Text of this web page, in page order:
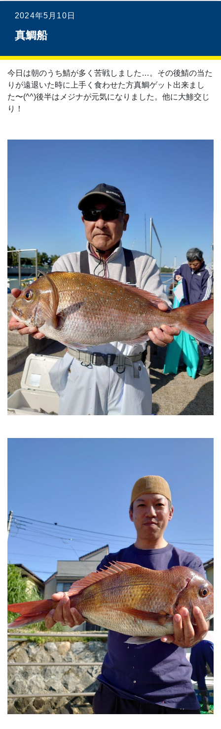
2024年5月10日
真鯛船
今日は朝のうち鯖が多く苦戦しました…。その後鯖の当た
りが遠退いた時に上手く食わせた方真鯛ゲット出来まし
た〜(⁠^⁠^⁠)後半はメジナが元気になりました。他に大鯵交じ
り！